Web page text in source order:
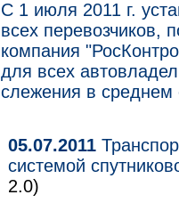
С 1 июля 2011 г.
всех перевозчиков,
компания
для всех
слежения в среднем
05.07.2011
системой
2.0)